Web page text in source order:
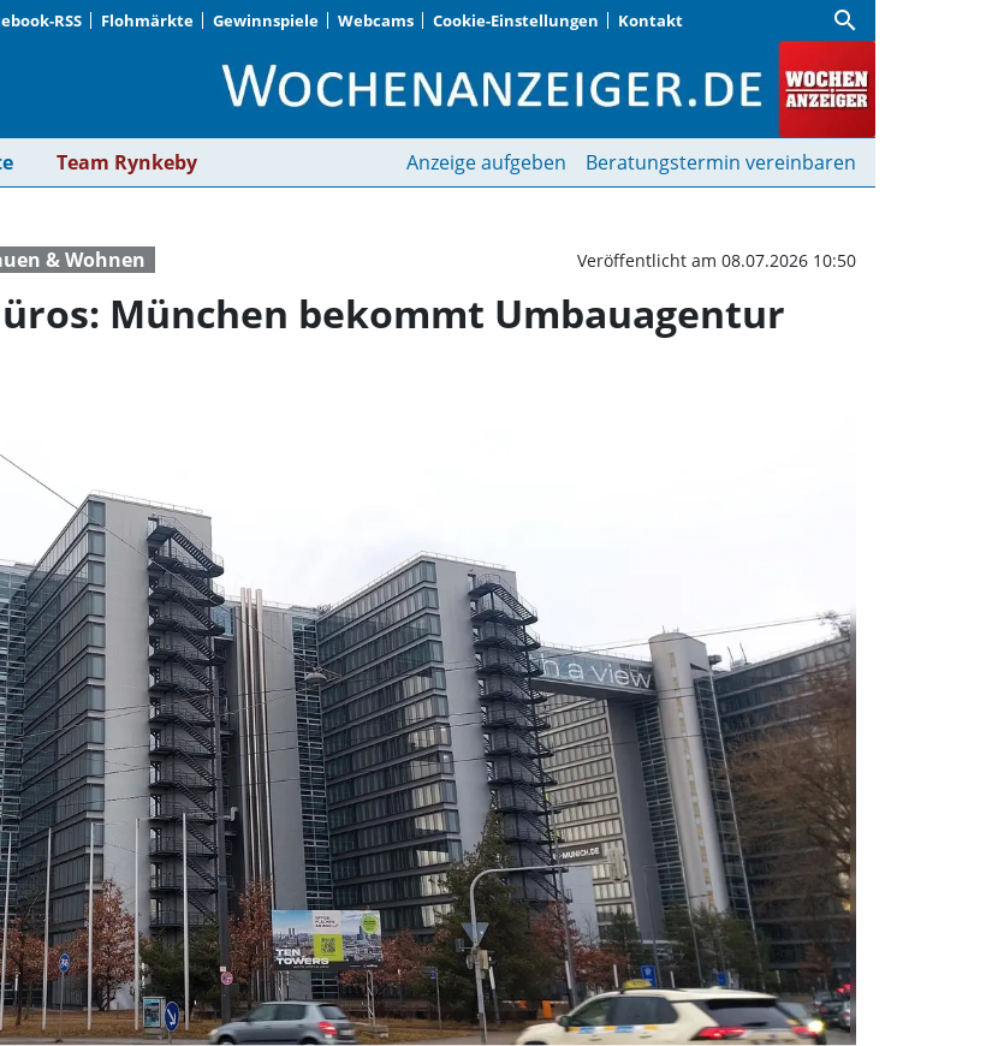
RSS Flohmärkte Gewinnspiele Webcams Cookie-Einstellungen Kontakt search
statt leere Büros: München
Team Rynkeby Anzeige aufgeben Beratungstermin vereinbaren
& Wohnen Veröffentlicht am 08.07.2026 10:50
München bekommt Umbauagentur